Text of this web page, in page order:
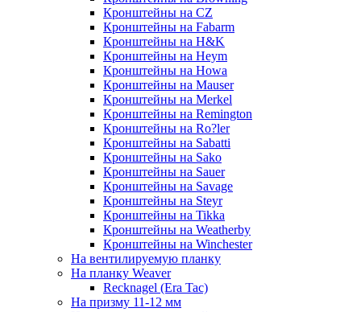
Кронштейны на CZ
Кронштейны на Fabarm
Кронштейны на H&K
Кронштейны на Heym
Кронштейны на Howa
Кронштейны на Mauser
Кронштейны на Merkel
Кронштейны на Remington
Кронштейны на Ro?ler
Кронштейны на Sabatti
Кронштейны на Sako
Кронштейны на Sauer
Кронштейны на Savage
Кронштейны на Steyr
Кронштейны на Tikka
Кронштейны на Weatherby
Кронштейны на Winchester
На вентилируемую планку
На планку Weaver
Recknagel (Era Tac)
На призму 11-12 мм